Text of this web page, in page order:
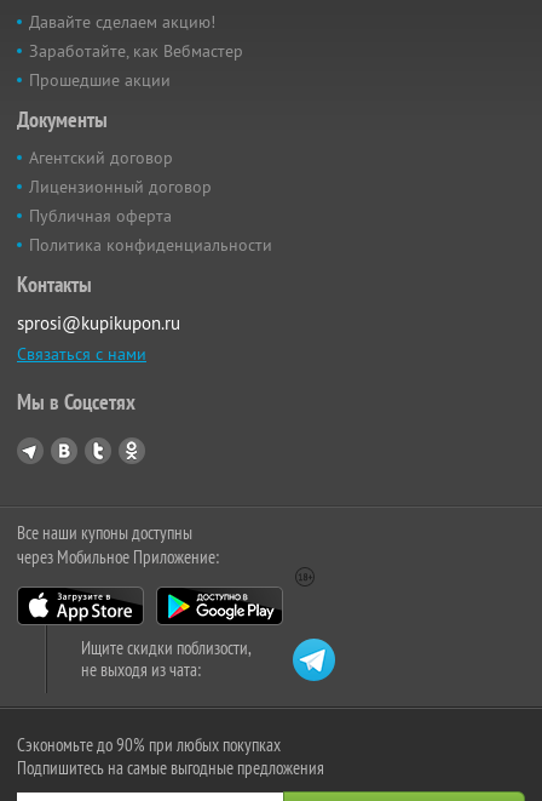
Давайте сделаем акцию!
Заработайте, как Вебмастер
Прошедшие акции
Документы
Агентский договор
Лицензионный договор
Публичная оферта
Политика конфиденциальности
Контакты
sprosi@kupikupon.ru
Связаться с нами
Мы в Соцсетях
Все наши купоны доступны
через Мобильное Приложение:
Ищите скидки поблизости,
не выходя из чата:
Сэкономьте до 90% при любых покупках
Подпишитесь на самые выгодные предложения